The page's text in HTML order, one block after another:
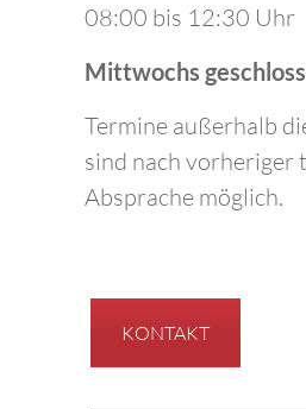
08:00 bis 12:30 Uhr
Mittwochs
Termine außerhalb
sind nach vorheriger
Absprache möglich.
KONTAKT